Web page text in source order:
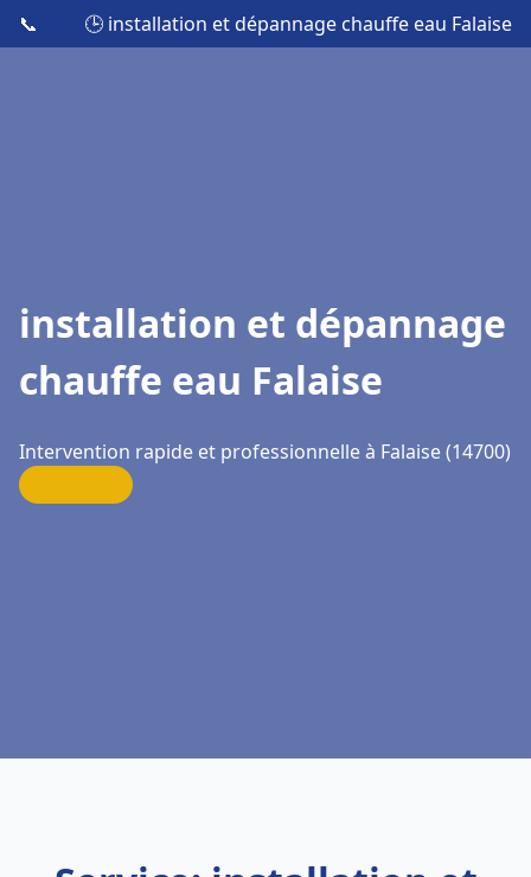
📞 🕒 installation et dépannage chauffe eau Falaise
installation et dépannage
chauffe eau Falaise
Intervention rapide et professionnelle à Falaise (14700)